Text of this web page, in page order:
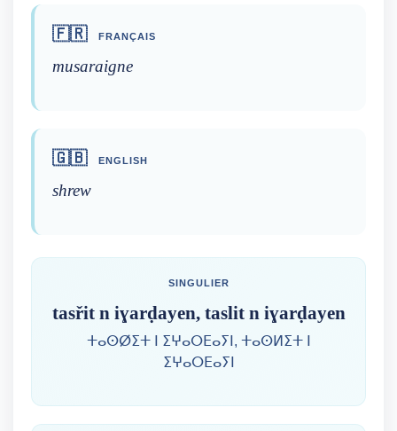
🇫🇷 FRANÇAIS
musaraigne
🇬🇧 ENGLISH
shrew
SINGULIER
tasřit n iɣarḍayen, taslit n iɣarḍayen
ⵜⴰⵙⵁⵉⵜ ⵏ ⵉⵖⴰⵔⴹⴰⵢⵏ, ⵜⴰⵙⵍⵉⵜ ⵏ
ⵉⵖⴰⵔⴹⴰⵢⵏ